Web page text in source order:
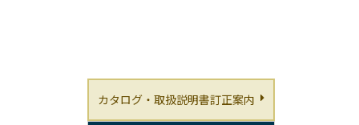
カタログ・取扱説明書訂正案内